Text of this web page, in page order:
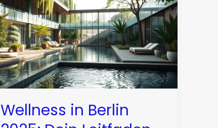
Wellness in Berlin